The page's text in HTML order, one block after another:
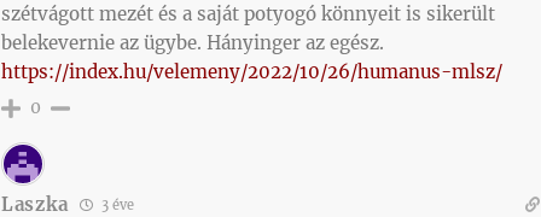
szétvágott mezét és a saját potyogó könnyeit is sikerült
belekevernie az ügybe. Hányinger az egész.
https://index.hu/velemeny/2022/10/26/humanus-mlsz/
0
Laszka 3 éve